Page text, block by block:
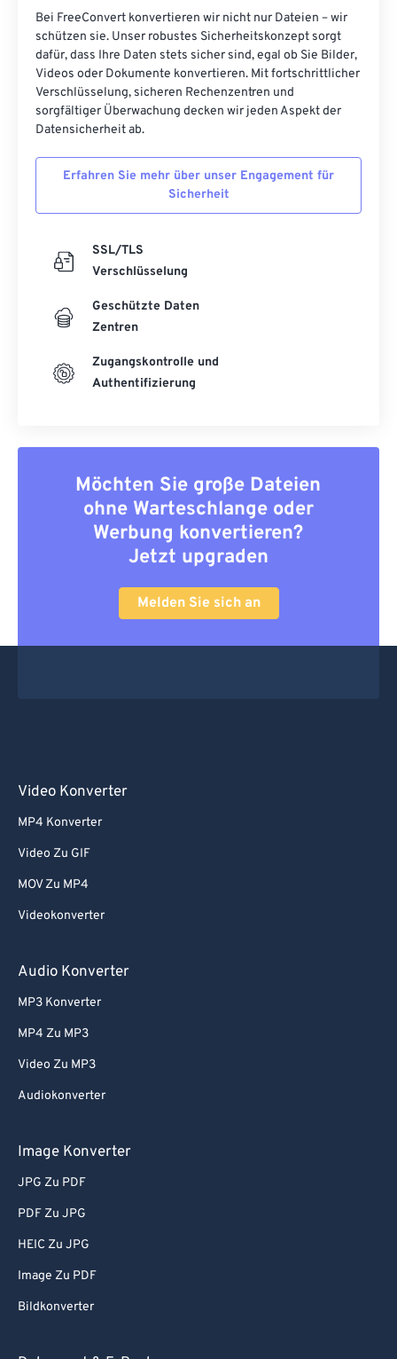
Bei FreeConvert konvertieren wir nicht nur Dateien – wir
schützen sie. Unser robustes Sicherheitskonzept sorgt
dafür, dass Ihre Daten stets sicher sind, egal ob Sie Bilder,
Videos oder Dokumente konvertieren. Mit fortschrittlicher
Verschlüsselung, sicheren Rechenzentren und
sorgfältiger Überwachung decken wir jeden Aspekt der
Datensicherheit ab.
Erfahren Sie mehr über unser Engagement für
Sicherheit
SSL/TLS
Verschlüsselung
Geschützte Daten
Zentren
Zugangskontrolle und
Authentifizierung
Möchten Sie große Dateien
ohne Warteschlange oder
Werbung konvertieren?
Jetzt upgraden
Melden Sie sich an
Video Konverter
MP4 Konverter
Video Zu GIF
MOV Zu MP4
Videokonverter
Audio Konverter
MP3 Konverter
MP4 Zu MP3
Video Zu MP3
Audiokonverter
Image Konverter
JPG Zu PDF
PDF Zu JPG
HEIC Zu JPG
Image Zu PDF
Bildkonverter